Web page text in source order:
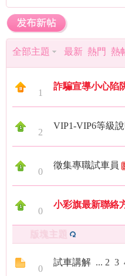
（ »
全部主題 最新 熱門 熱
1
詐騙宣導小心陷
2
VIP1-VIP6等級
0
徵集專職試車員
0
小彩旗最新聯絡
版塊主題
0
試車講解 ... 2 3